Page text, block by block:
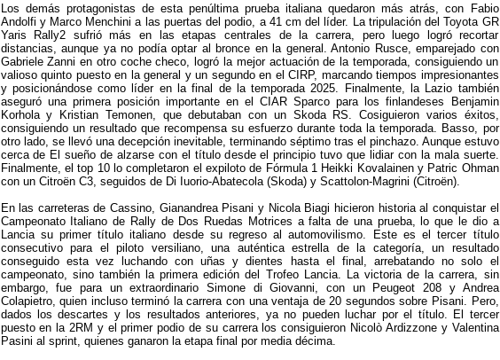
Los demás protagonistas de esta penúltima prueba italiana quedaron más atrás, con Fabio
Andolfi y Marco Menchini a las puertas del podio, a 41 cm del líder. La tripulación del Toyota GR
Yaris Rally2 sufrió más en las etapas centrales de la carrera, pero luego logró recortar
distancias, aunque ya no podía optar al bronce en la general. Antonio Rusce, emparejado con
Gabriele Zanni en otro coche checo, logró la mejor actuación de la temporada, consiguiendo un
valioso quinto puesto en la general y un segundo en el CIRP, marcando tiempos impresionantes
y posicionándose como líder en la final de la temporada 2025. Finalmente, la Lazio también
aseguró una primera posición importante en el CIAR Sparco para los finlandeses Benjamin
Korhola y Kristian Temonen, que debutaban con un Skoda RS. Cosiguieron varios éxitos,
consiguiendo un resultado que recompensa su esfuerzo durante toda la temporada. Basso, por
otro lado, se llevó una decepción inevitable, terminando séptimo tras el pinchazo. Aunque estuvo
cerca de El sueño de alzarse con el título desde el principio tuvo que lidiar con la mala suerte.
Finalmente, el top 10 lo completaron el expiloto de Fórmula 1 Heikki Kovalainen y Patric Ohman
con un Citroën C3, seguidos de Di Iuorio-Abatecola (Skoda) y Scattolon-Magrini (Citroën).
En las carreteras de Cassino, Gianandrea Pisani y Nicola Biagi hicieron historia al conquistar el
Campeonato Italiano de Rally de Dos Ruedas Motrices a falta de una prueba, lo que le dio a
Lancia su primer título italiano desde su regreso al automovilismo. Este es el tercer título
consecutivo para el piloto versiliano, una auténtica estrella de la categoría, un resultado
conseguido esta vez luchando con uñas y dientes hasta el final, arrebatando no solo el
campeonato, sino también la primera edición del Trofeo Lancia. La victoria de la carrera, sin
embargo, fue para un extraordinario Simone di Giovanni, con un Peugeot 208 y Andrea
Colapietro, quien incluso terminó la carrera con una ventaja de 20 segundos sobre Pisani. Pero,
dados los descartes y los resultados anteriores, ya no pueden luchar por el título. El tercer
puesto en la 2RM y el primer podio de su carrera los consiguieron Nicolò Ardizzone y Valentina
Pasini al sprint, quienes ganaron la etapa final por media décima.